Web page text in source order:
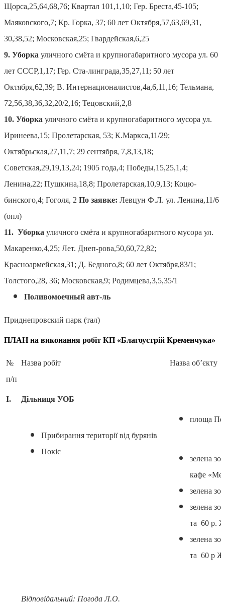
Щорса,25,64,68,76; Квартал 101,1,10; Гер. Бреста,45-105;
Маяковского,7; Кр. Горка, 37; 60 лет Октября,57,63,69,31,
30,38,52; Московская,25; Гвардейская,6,25
9. Уборка уличного смёта и крупногабаритного мусора ул. 60
лет СССР,1,17; Гер. Ста-линграда,35,27,11; 50 лет
Октября,62,39; В. Интернационалистов,4а,6,11,16; Тельмана,
72,56,38,36,32,20/2,16; Тецовский,2,8
10. Уборка уличного смёта и крупногабаритного мусора ул.
Иринеева,15; Пролетарская, 53; К.Маркса,11/29;
Октябрьская,27,11,7; 29 сентября, 7,8,13,18;
Советская,29,19,13,24; 1905 года,4; Победы,15,25,1,4;
Ленина,22; Пушкина,18,8; Пролетарская,10,9,13; Коцю-
бинского,4; Гоголя, 2 По заявке: Левцун Ф.Л. ул. Ленина,11/6
(опл)
11. Уборка уличного смёта и крупногабаритного мусора ул.
Макаренко,4,25; Лет. Днеп-рова,50,60,72,82;
Красноармейская,31; Д. Бедного,8; 60 лет Октября,83/1;
Толстого,28, 36; Московская,9; Родимцева,3,5,35/1
Поливомоечный авт-ль
Приднепровский парк (тал)
ПЛАНна виконання робіт КП «Благоустрій Кременчука»
№
п/п
Назва робіт Назва об’єкту
І. Дільниця УОБ
Прибирання території від бурянів
Покіс
площа
зелена
кафе
зелена
зелена
та 60 р.
зелена
та 60 р
Відповідальний: Погода Л.О.